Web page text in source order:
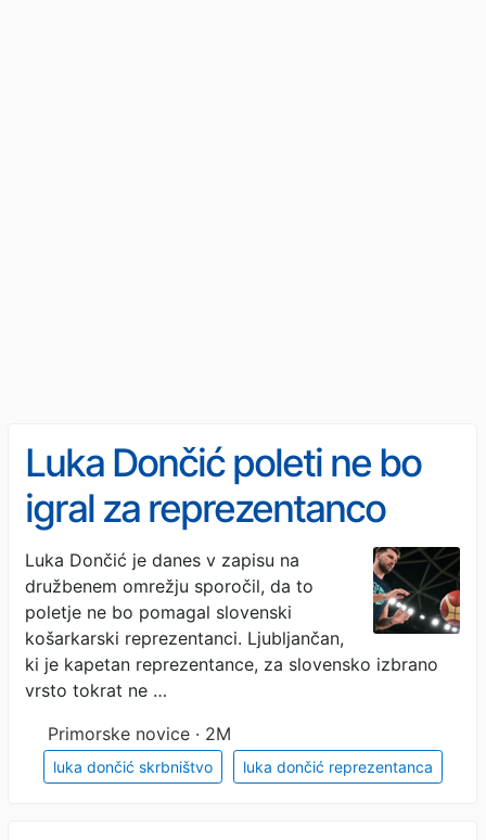
Luka Dončić poleti ne bo
igral za reprezentanco
Slovenije
Luka Dončić je danes v zapisu na
družbenem omrežju sporočil, da to
poletje ne bo pomagal slovenski
košarkarski reprezentanci. Ljubljančan,
ki je kapetan reprezentance, za slovensko izbrano
vrsto tokrat ne …
Primorske novice · 2M
luka dončić skrbništvo luka dončić reprezentanca